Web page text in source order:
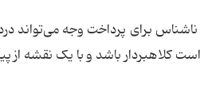
برای پرداخت وجه می‌تواند
کلاهبردار باشد و با یک